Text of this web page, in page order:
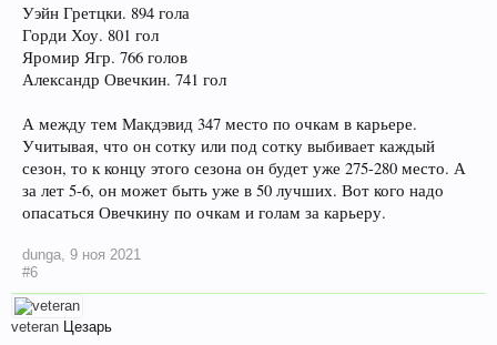
Уэйн Гретцки. 894 гола
Горди Хоу. 801 гол
Яромир Ягр. 766 голов
Александр Овечкин. 741 гол
А между тем Макдэвид 347 место по очкам в карьере.
Учитывая, что он сотку или под сотку выбивает каждый
сезон, то к концу этого сезона он будет уже 275-280 место. А
за лет 5-6, он может быть уже в 50 лучших. Вот кого надо
опасаться Овечкину по очкам и голам за карьеру.
dunga 9 ноя 2021
#6
veteran Цезарь